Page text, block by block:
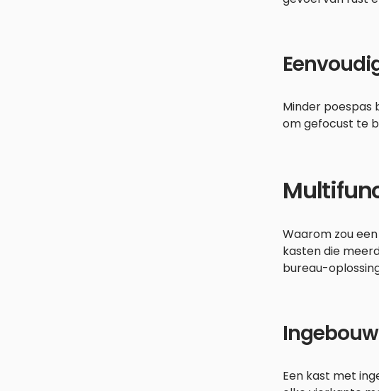
Minder poespas
om gefocust te
Waarom zou
kasten die
bureau-
Een kast met